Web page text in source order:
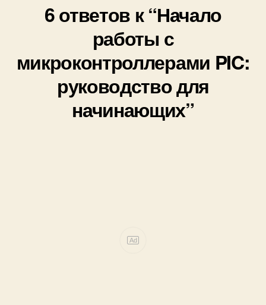
6 ответов к “Начало
работы с
микроконтроллерами PIC:
руководство для
начинающих”
Ad